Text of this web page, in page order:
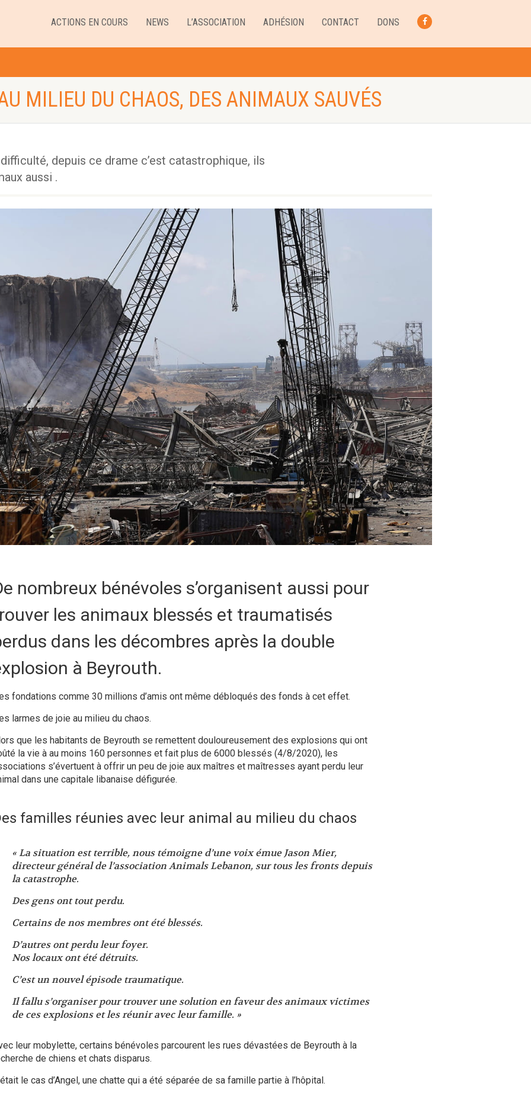
ACTIONS EN COURS NEWS L’ASSOCIATION ADHÉSION CONTACT DONS
MILIEU DU CHAOS, DES ANIMAUX SAUVÉS
depuis ce drame c’est catastrophique, ils
aussi .
nombreux bénévoles s’organisent aussi pour
les animaux blessés et traumatisés
dans les décombres après la double
à Beyrouth.
fondations comme 30 millions d’amis ont même débloqués des fonds à cet effet.
larmes de joie au milieu du chaos.
que les habitants de Beyrouth se remettent douloureusement des explosions qui ont
la vie à au moins 160 personnes et fait plus de 6000 blessés (4/8/2020), les
s’évertuent à offrir un peu de joie aux maîtres et maîtresses ayant perdu leur
dans une capitale libanaise défigurée.
familles réunies avec leur animal au milieu du chaos
« La situation est terrible, nous témoigne d’une voix émue Jason Mier,
directeur général de l’association Animals Lebanon, sur tous les fronts depuis
la catastrophe.
Des gens ont tout perdu.
Certains de nos membres ont été blessés.
D’autres ont perdu leur foyer.
Nos locaux ont été détruits.
C’est un nouvel épisode traumatique.
Il fallu s’organiser pour trouver une solution en faveur des animaux victimes
de ces explosions et les réunir avec leur famille. »
leur mobylette, certains bénévoles parcourent les rues dévastées de Beyrouth à la
de chiens et chats disparus.
le cas d’Angel, une chatte qui a été séparée de sa famille partie à l’hôpital.